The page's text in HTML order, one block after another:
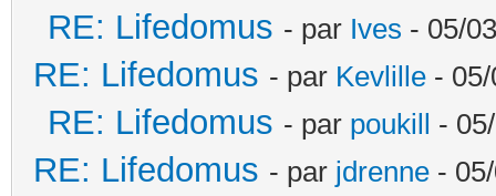
RE: Lifedomus - par Ives - 05/
RE: Lifedomus - par Kevlille -
RE: Lifedomus - par poukill -
RE: Lifedomus - par jdrenne -